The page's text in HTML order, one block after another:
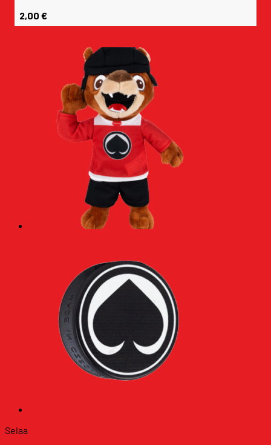
2,00 €
Selaa